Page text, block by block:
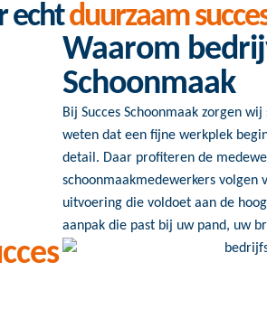
echtduurzaam
Waarom
Schoonmaak
Bij Succes Schoonmaak zorgen
weten dat een fijne werkplek
detail. Daar profiteren de
schoonmaakmedewerkers volgen
uitvoering die voldoet aan de
aanpak die past bij uw pand, uw